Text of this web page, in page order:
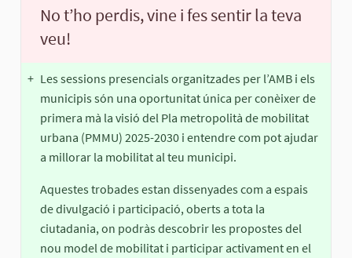
No t’ho perdis, vine i fes sentir la teva
veu!
+ Les sessions presencials organitzades per l’AMB i els
municipis són una oportunitat única per conèixer de
primera mà la visió del Pla metropolità de mobilitat
urbana (PMMU) 2025-2030 i entendre com pot ajudar
a millorar la mobilitat al teu municipi.
Aquestes trobades estan dissenyades com a espais
de divulgació i participació, oberts a tota la
ciutadania, on podràs descobrir les propostes del
nou model de mobilitat i participar activament en el